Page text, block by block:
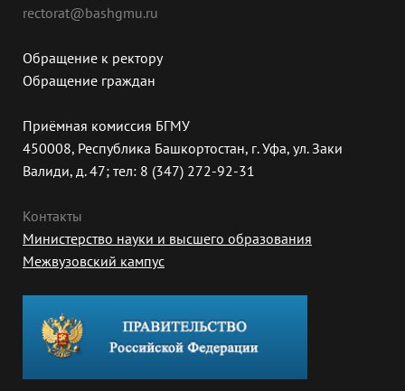
rectorat@bashgmu.ru
Обращение к ректору
Обращение граждан
Приёмная комиссия БГМУ
450008, Республика Башкортостан, г. Уфа, ул. Заки
Валиди, д. 47; тел: 8 (347) 272-92-31
Контакты
Министерство науки и высшего образования
Межвузовский кампус